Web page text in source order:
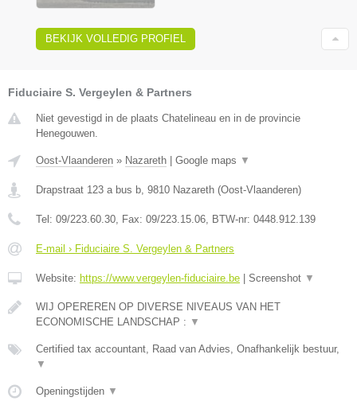
BEKIJK VOLLEDIG PROFIEL
Fiduciaire S. Vergeylen & Partners
Niet gevestigd in de plaats Chatelineau en in de provincie
Henegouwen.
Oost-Vlaanderen » Nazareth | Google maps ▼
Drapstraat 123 a bus b 9810 Nazareth (Oost-Vlaanderen)
Tel: 09/223.60.30 , Fax: 09/223.15.06 , BTW-nr: 0448.912.139
E-mail › Fiduciaire S. Vergeylen & Partners
Website: https://www.vergeylen-fiduciaire.be | Screenshot ▼
WIJ OPEREREN OP DIVERSE NIVEAUS VAN HET
ECONOMISCHE LANDSCHAP : ▼
Certified tax accountant, Raad van Advies, Onafhankelijk bestuur,
▼
Openingstijden ▼